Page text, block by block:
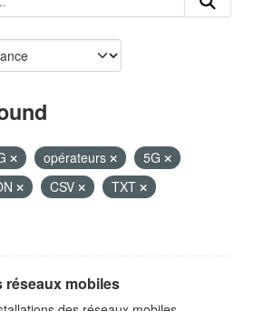
opérateurs
5G
CSV
TXT
réseaux mobiles